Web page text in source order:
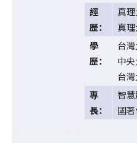
經
歷：
真
真
學
歷：
台
中
台
專
長：
智
國